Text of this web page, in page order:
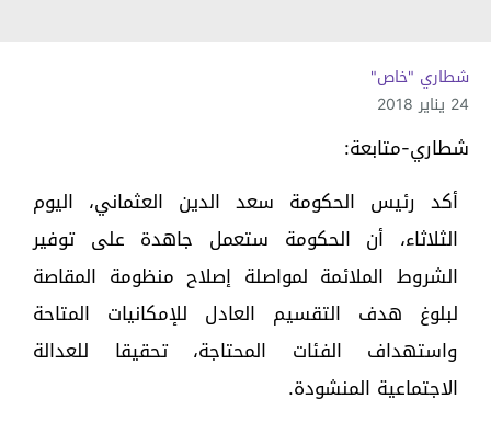
شطاري "خاص"
24 يناير 2018
شطاري-متابعة:
أكد رئيس الحكومة سعد الدين العثماني، اليوم
الثلاثاء، أن الحكومة ستعمل جاهدة على توفير
الشروط الملائمة لمواصلة إصلاح منظومة المقاصة
لبلوغ هدف التقسيم العادل للإمكانيات المتاحة
واستهداف الفئات المحتاجة، تحقيقا للعدالة
الاجتماعية المنشودة.